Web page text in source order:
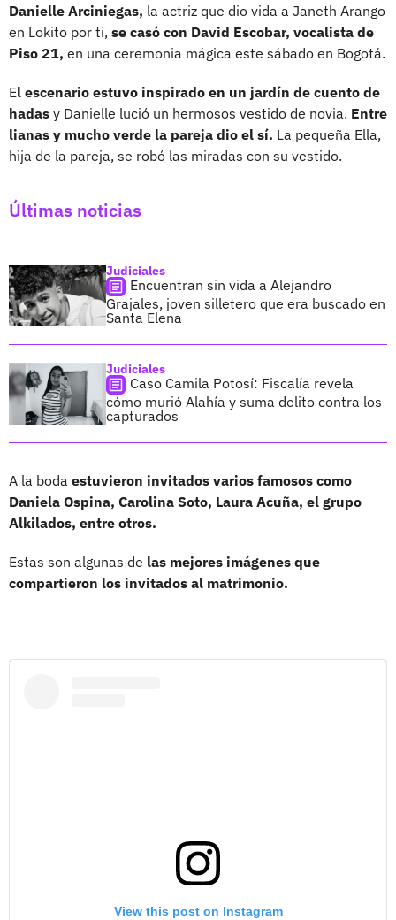
Danielle Arciniegas, la actriz que dio vida a Janeth Arango
en Lokito por ti, se casó con David Escobar, vocalista de
Piso 21, en una ceremonia mágica este sábado en Bogotá.
El escenario estuvo inspirado en un jardín de cuento de
hadas y Danielle lució un hermosos vestido de novia. Entre
lianas y mucho verde la pareja dio el sí. La pequeña Ella,
hija de la pareja, se robó las miradas con su vestido.
Últimas noticias
Judiciales
Encuentran sin vida a Alejandro
Grajales, joven silletero que era buscado en
Santa Elena
Judiciales
Caso Camila Potosí: Fiscalía revela
cómo murió Alahía y suma delito contra los
capturados
A la boda estuvieron invitados varios famosos como
Daniela Ospina, Carolina Soto, Laura Acuña, el grupo
Alkilados, entre otros.
Estas son algunas de las mejores imágenes que
compartieron los invitados al matrimonio.
View this post on Instagram